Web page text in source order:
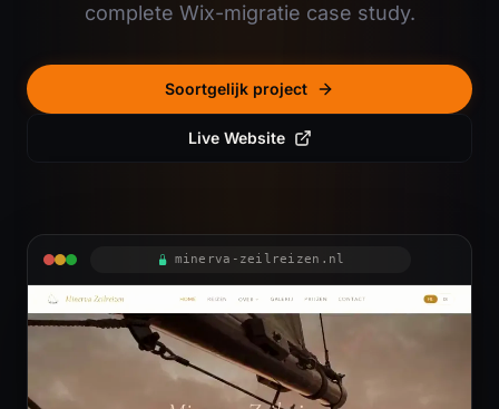
Contact
Neem contact op
complete Wix-migratie case study.
Soortgelijk project
Live Website(opent in nieuw tabblad)
minerva-zeilreizen.nl